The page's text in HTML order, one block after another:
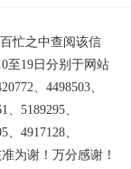
忙之中查阅该信
至19日分别于网站
、4498503、
、5189295、
、4917128、
为谢！万分感谢！